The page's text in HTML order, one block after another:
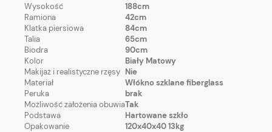
Wysokość
188cm
Ramiona
42cm
Klatka piersiowa
84cm
Talia
65cm
Biodra
90cm
Kolor
Biały Matowy
Makijaż i realistyczne rzęsy Nie
Materiał
Włókno szklane fiberglass
Peruka
brak
Możliwość założenia obuwiaTak
Podstawa
Hartowane szkło
Opakowanie
120x40x40 13kg